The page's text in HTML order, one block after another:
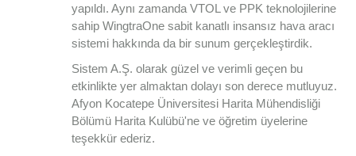
yapıldı. Aynı zamanda VTOL ve PPK teknolojilerine
sahip WingtraOne sabit kanatlı insansız hava aracı
sistemi hakkında da bir sunum gerçekleştirdik.
Sistem A.Ş. olarak güzel ve verimli geçen bu
etkinlikte yer almaktan dolayı son derece mutluyuz.
Afyon Kocatepe Üniversitesi Harita Mühendisliği
Bölümü Harita Kulübü'ne ve öğretim üyelerine
teşekkür ederiz.